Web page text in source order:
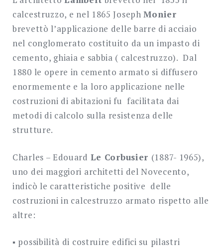
calcestruzzo, e nel 1865 JosephMonier
brevettò l’applicazione delle barre di acciaio
nel conglomerato costituito da un impasto di
cemento, ghiaia e sabbia ( calcestruzzo). Dal
1880 le opere in cemento armato si diffusero
enormemente e la loro applicazione nelle
costruzioni di abitazioni fu facilitata dai
metodi di calcolo sulla resistenza delle
strutture.
Charles – Edouard Le Corbusier (1887- 1965),
uno dei maggiori architetti del Novecento,
indicò le caratteristiche positive delle
costruzioni in calcestruzzo armato rispetto alle
altre:
▪ possibilità di costruire edifici su pilastri